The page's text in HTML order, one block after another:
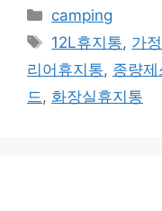
카
테
리
camping
태
그
12L휴지통, 가
리어휴지통, 종량
드 , 화장실휴지통